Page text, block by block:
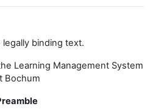
binding text.
Learning Management System
Bochum